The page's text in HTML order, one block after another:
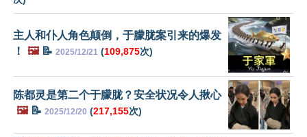
主人和仆人角色颠倒，于朦胧案引来的爆发
！
🖼️📝 2025/12/21 (109,875次)
陈都灵是第二个于朦胧？安全状况令人揪心
🖼️📝 2025/12/20 (217,155次)